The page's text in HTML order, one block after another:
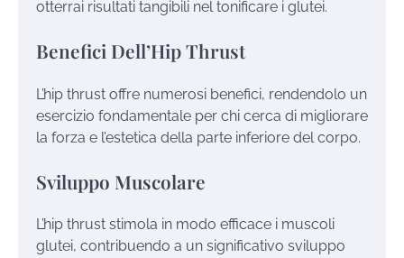
otterrai risultati tangibili nel tonificare i glutei.
Benefici Dell’Hip Thrust
L’hip thrust offre numerosi benefici, rendendolo un
esercizio fondamentale per chi cerca di migliorare
la forza e l’estetica della parte inferiore del corpo.
Sviluppo Muscolare
L’hip thrust stimola in modo efficace i muscoli
glutei, contribuendo a un significativo sviluppo